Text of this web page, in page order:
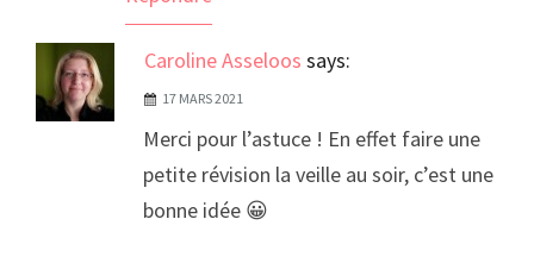
Caroline Asseloos says:
17 MARS 2021
Merci pour l’astuce ! En effet faire une
petite révision la veille au soir, c’est une
bonne idée 😀